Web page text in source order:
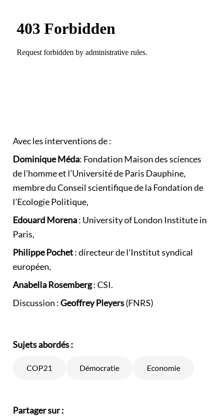
Avec les interventions de :
Dominique Méda: Fondation Maison des sciences
de l’hommeet l’Université de Paris Dauphine,
membre du Conseil scientifique de la Fondation de
l’Ecologie Politique,
Edouard Morena: University of London Institute in
Paris,
Philippe Pochet: directeur de l’Institut syndical
européen,
Anabella Rosemberg: CSI.
Discussion :Geoffrey Pleyers(FNRS)
Sujets abordés :
COP21 Démocratie Economie
Partager sur :